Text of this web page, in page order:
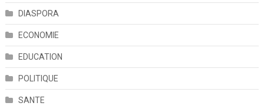
DIASPORA
ECONOMIE
EDUCATION
POLITIQUE
SANTE